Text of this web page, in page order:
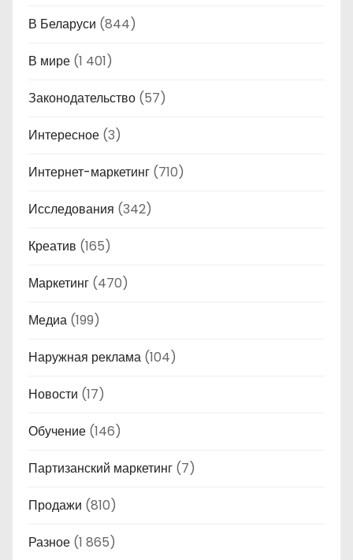
В Беларуси (844)
В мире (1 401)
Законодательство (57)
Интересное (3)
Интернет-маркетинг (710)
Исследования (342)
Креатив (165)
Маркетинг (470)
Медиа (199)
Наружная реклама (104)
Новости (17)
Обучение (146)
Партизанский маркетинг (7)
Продажи (810)
Разное (1 865)